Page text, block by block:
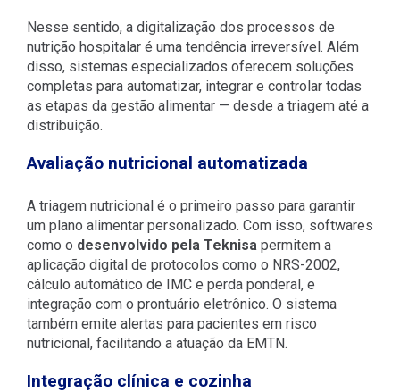
Nesse sentido, a digitalização dos processos de
nutrição hospitalar é uma tendência irreversível. Além
disso, sistemas especializados oferecem soluções
completas para automatizar, integrar e controlar todas
as etapas da gestão alimentar — desde a triagem até a
distribuição.
Avaliação nutricional automatizada
A triagem nutricional é o primeiro passo para garantir
um plano alimentar personalizado. Com isso, softwares
como o desenvolvido pela Teknisa permitem a
aplicação digital de protocolos como o NRS-2002,
cálculo automático de IMC e perda ponderal, e
integração com o prontuário eletrônico. O sistema
também emite alertas para pacientes em risco
nutricional, facilitando a atuação da EMTN.
Integração clínica e cozinha